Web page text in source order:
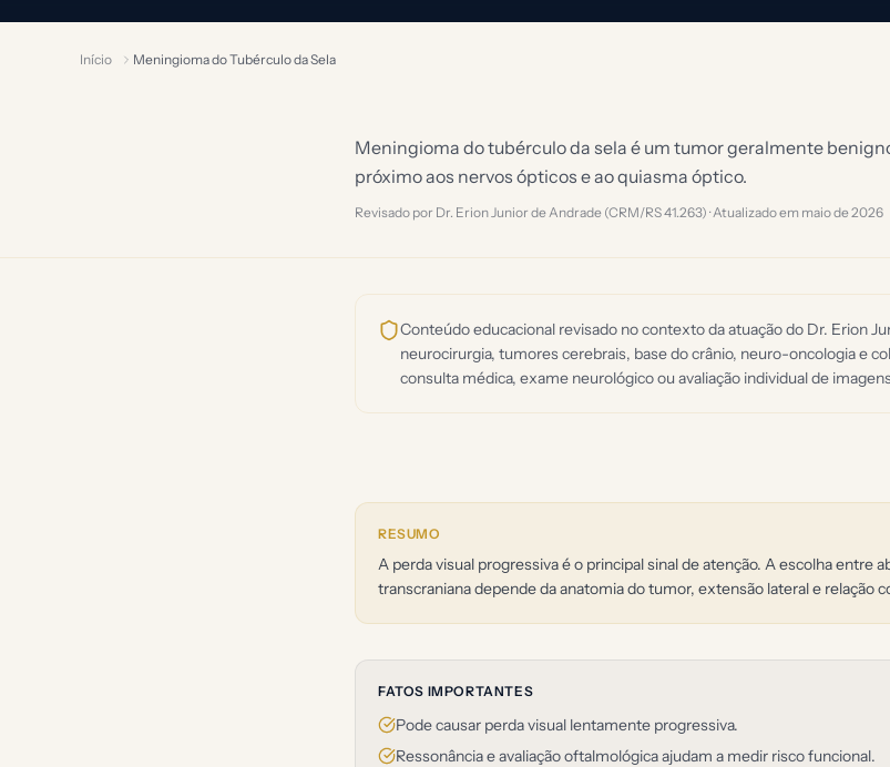
Início Meningioma do Tubérculo da Sela
Meningioma do tubérculo da sela é um tumor geralmente
próximo aos nervos ópticos e ao quiasma óptico.
Revisado por Dr. Erion Junior de Andrade (CRM/RS 41.263) · Atualizado em maio de 2026
Conteúdo educacional revisado no contexto da atuação do Dr. Erion
neurocirurgia, tumores cerebrais, base do crânio, neuro-oncologia e
consulta médica, exame neurológico ou avaliação individual de
RESUMO
A perda visual progressiva é o principal sinal de atenção. A escolha entre
transcraniana depende da anatomia do tumor, extensão lateral e relação
FATOS IMPORTANTES
Pode causar perda visual lentamente progressiva.
Ressonância e avaliação oftalmológica ajudam a medir risco funcional.